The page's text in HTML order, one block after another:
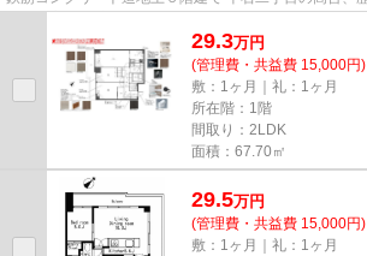
29.3万円
(管理費・共益費 15,000円)
敷：1ヶ月｜礼：1ヶ月
所在階：1階
間取り：2LDK
面積：67.70㎡
29.5万円
(管理費・共益費 15,000円)
敷：1ヶ月｜礼：1ヶ月